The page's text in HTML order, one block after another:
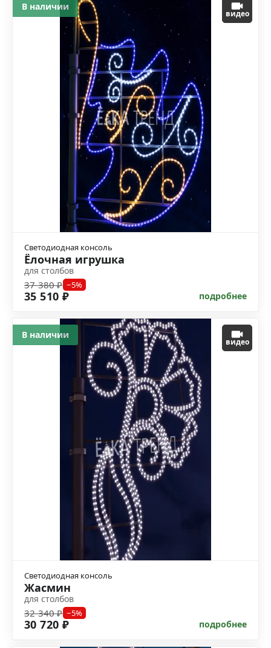
видео
Светодиодная консоль
Ёлочная игрушка
для столбов
37 380 ₽ −5%
35 510 ₽ подробнее
В наличии
видео
Светодиодная консоль
Жасмин
для столбов
32 340 ₽ −5%
30 720 ₽ подробнее
В наличии